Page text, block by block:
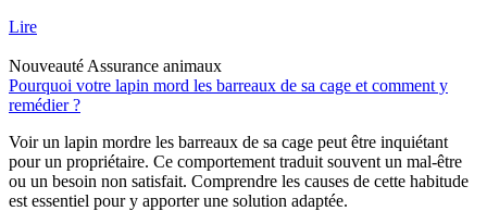
Lire
Nouveauté Assurance animaux
Pourquoi votre lapin mord les barreaux de sa cage et comment y
remédier ?
Voir un lapin mordre les barreaux de sa cage peut être inquiétant
pour un propriétaire. Ce comportement traduit souvent un mal-être
ou un besoin non satisfait. Comprendre les causes de cette habitude
est essentiel pour y apporter une solution adaptée.